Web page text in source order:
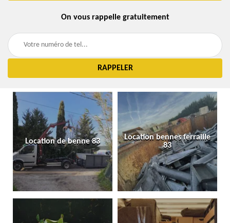
On vous rappelle gratuitement
Location de benne 83
Location bennes ferraille
83